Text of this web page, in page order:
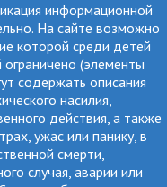
информационной
На сайте возможно
которой среди детей
(элементы
содержать описания
насилия,
действия, а также
ужас или панику, в
смерти,
случая, аварии или